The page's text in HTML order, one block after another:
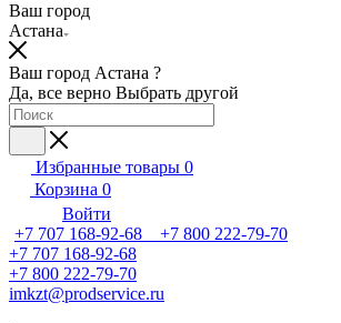
Ваш город
Астана
Ваш город Астана ?
Да, все верно Выбрать другой
Избранные товары 0
Корзина 0
Войти
+7 707 168-92-68 +7 800 222-79-70
+7 707 168-92-68
+7 800 222-79-70
imkzt@prodservice.ru